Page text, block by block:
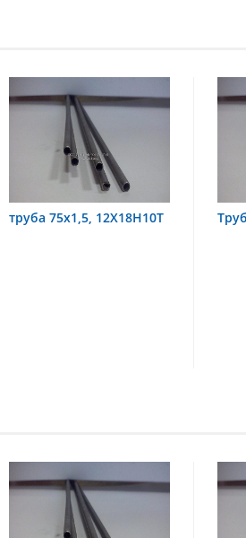
Труба 70х8 08Х22Н6Т